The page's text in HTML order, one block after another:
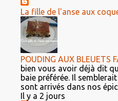
La fille de l'anse aux
POUDING AUX BLEUETS
bien vous avoir déjà dit
baie préférée. Il
sont arrivés dans nos
Il y a 2 jours